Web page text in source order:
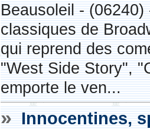
Beausoleil -
classiques de
qui reprend des
"West Side Story",
emporte le ven...
» Innocentines,